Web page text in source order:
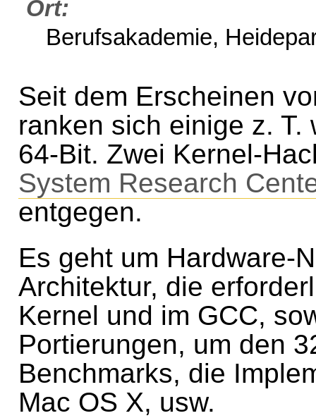
Ort
Berufsakademie,
Seit dem Erscheinen
ranken sich einige z. T.
64-Bit. Zwei Kernel-
System Research
entgegen.
Es geht um Hardware-
Architektur, die
Kernel und im GCC,
Portierungen, um den
Benchmarks, die
Mac OS X, usw.